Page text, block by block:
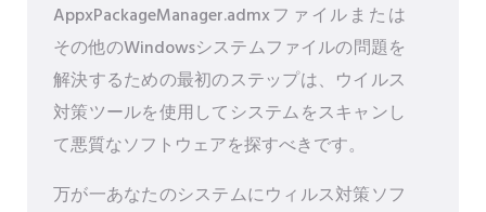
AppxPackageManager.admxファイルまたは
その他のWindowsシステムファイルの問題を
解決するための最初のステップは、ウイルス
対策ツールを使用してシステムをスキャンし
て悪質なソフトウェアを探すべきです。
万が一あなたのシステムにウィルス対策ソフ